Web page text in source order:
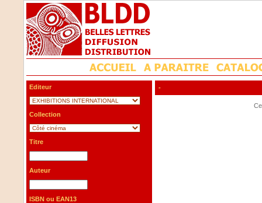
Editeur
Collection
Titre
Auteur
ISBN ou EAN13
-